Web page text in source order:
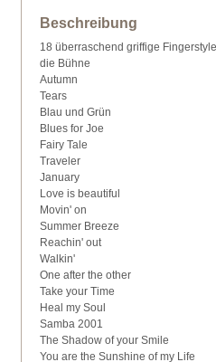
Beschreibung
18 überraschend griffige
die Bühne
Autumn
Tears
Blau und Grün
Blues for Joe
Fairy Tale
Traveler
January
Love is beautiful
Movin' on
Summer Breeze
Reachin' out
Walkin'
One after the other
Take your Time
Heal my Soul
Samba 2001
The Shadow of your Smile
You are the Sunshine of my Life